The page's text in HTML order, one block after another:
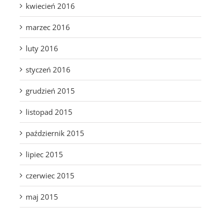
kwiecień 2016
marzec 2016
luty 2016
styczeń 2016
grudzień 2015
listopad 2015
październik 2015
lipiec 2015
czerwiec 2015
maj 2015